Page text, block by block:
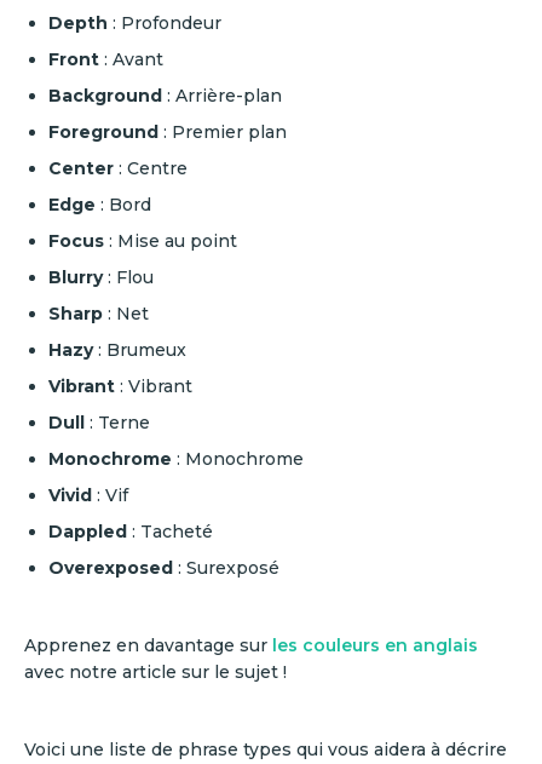
Depth : Profondeur
Front : Avant
Background : Arrière-plan
Foreground : Premier plan
Center : Centre
Edge : Bord
Focus : Mise au point
Blurry: Flou
Sharp : Net
Hazy: Brumeux
Vibrant : Vibrant
Dull : Terne
Monochrome : Monochrome
Vivid : Vif
Dappled : Tacheté
Overexposed : Surexposé
Apprenez en davantage sur les couleurs en anglais
avec notre article sur le sujet !
Voici une liste de phrase types qui vous aidera à décrire